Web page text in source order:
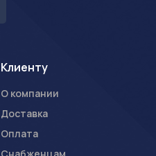
Клиенту
О компании
Доставка
Оплата